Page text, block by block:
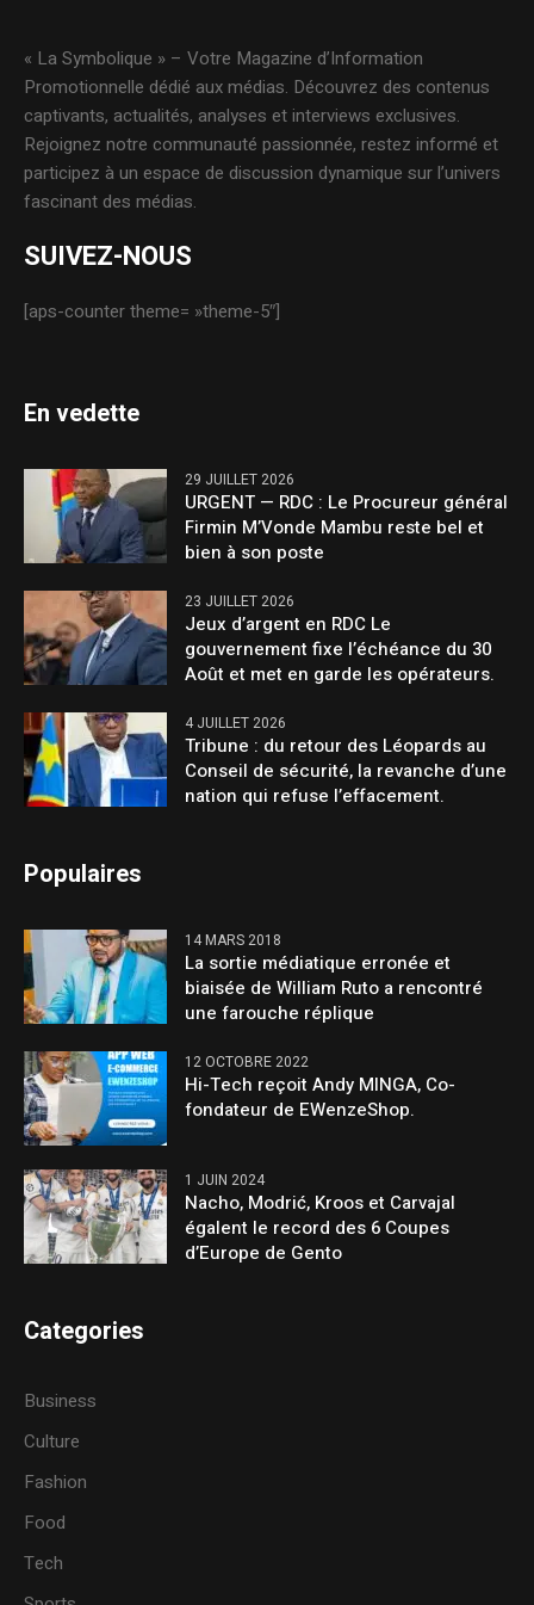
« La Symbolique » – Votre Magazine d’Information
Promotionnelle dédié aux médias. Découvrez des contenus
captivants, actualités, analyses et interviews exclusives.
Rejoignez notre communauté passionnée, restez informé et
participez à un espace de discussion dynamique sur l’univers
fascinant des médias.
SUIVEZ-NOUS
[aps-counter theme= »theme-5″]
En vedette
29 JUILLET 2026
URGENT — RDC : Le Procureur général
Firmin M’Vonde Mambu reste bel et
bien à son poste
23 JUILLET 2026
Jeux d’argent en RDC Le
gouvernement fixe l’échéance du 30
Août et met en garde les opérateurs.
4 JUILLET 2026
Tribune : du retour des Léopards au
Conseil de sécurité, la revanche d’une
nation qui refuse l’effacement.
Populaires
14 MARS 2018
La sortie médiatique erronée et
biaisée de William Ruto a rencontré
une farouche réplique
12 OCTOBRE 2022
Hi-Tech reçoit Andy MINGA, Co-
fondateur de EWenzeShop.
1 JUIN 2024
Nacho, Modrić, Kroos et Carvajal
égalent le record des 6 Coupes
d’Europe de Gento
Categories
Business
Culture
Fashion
Food
Tech